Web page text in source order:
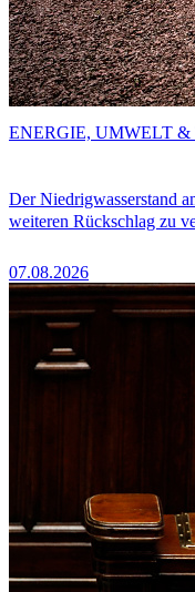
Der Niedrigwasserstand
weiteren Rückschlag zu
07.08.2026
ENERGIE, UMWELT &